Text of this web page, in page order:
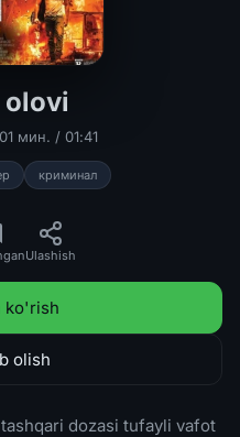
olovi
tilida 2022
мин. / 01:41
криминал
Ulashish
ko'rish
olish
dozasi tufayli vafot